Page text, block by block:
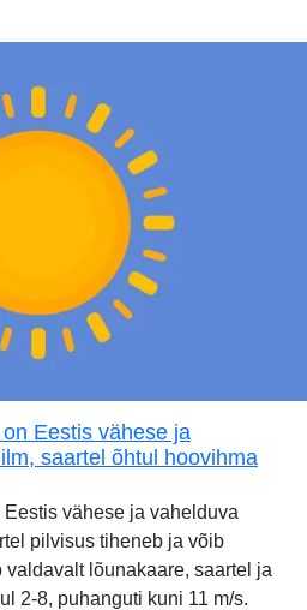
Eestis vähese ja
saartel õhtul hoovihma
vähese ja vahelduva
pilvisus tiheneb ja võib
lõunakaare, saartel ja
2-8, puhanguti kuni 11 m/s.